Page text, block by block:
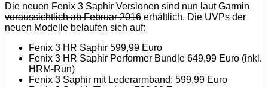
Die neuen Fenix 3 Saphir Versionen sind nun laut Garmin
voraussichtlich ab Februar 2016 erhältlich. Die UVPs der
neuen Modelle belaufen sich auf:
Fenix 3 HR Saphir 599,99 Euro
Fenix 3 HR Saphir Performer Bundle 649,99 Euro (inkl.
HRM-Run)
Fenix 3 Saphir mit Lederarmband: 599,99 Euro